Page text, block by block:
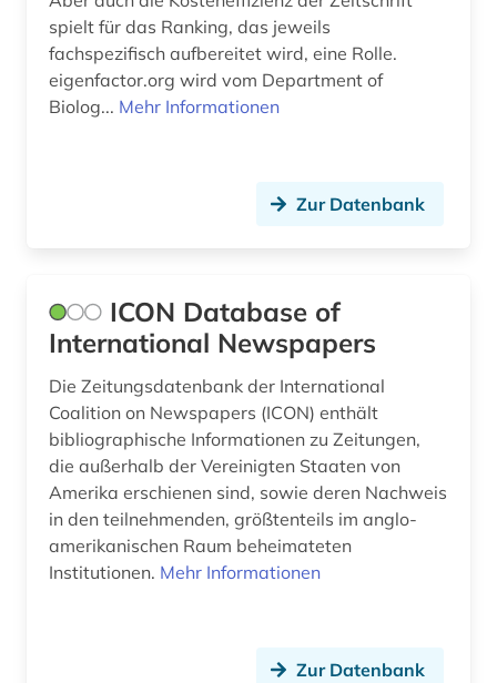
spielt für das Ranking, das jeweils
fachspezifisch aufbereitet wird, eine Rolle.
eigenfactor.org wird vom Department of
Biolog... Mehr Informationen
Zur Datenbank
ICON Database of
International Newspapers
Die Zeitungsdatenbank der International
Coalition on Newspapers (ICON) enthält
bibliographische Informationen zu Zeitungen,
die außerhalb der Vereinigten Staaten von
Amerika erschienen sind, sowie deren Nachweis
in den teilnehmenden, größtenteils im anglo-
amerikanischen Raum beheimateten
Institutionen. Mehr Informationen
Zur Datenbank